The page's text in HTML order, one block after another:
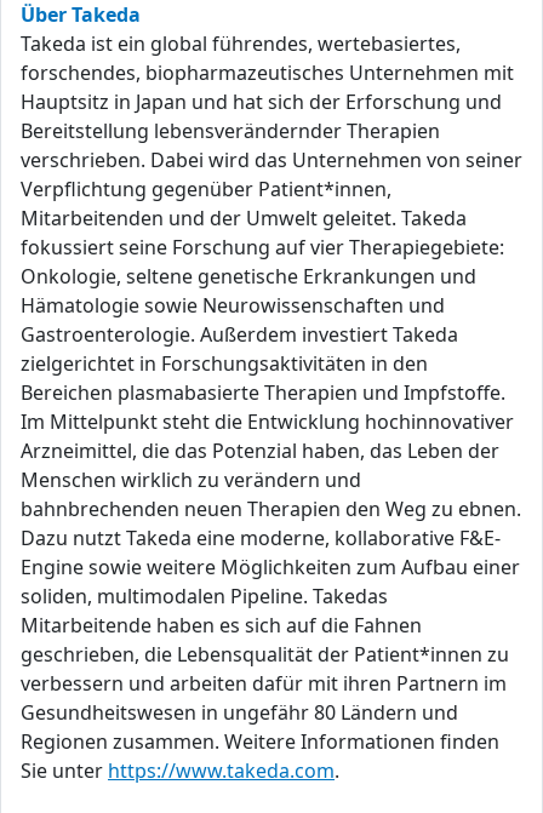
Über Takeda
Takeda ist ein global führendes, wertebasiertes,
forschendes, biopharmazeutisches Unternehmen mit
Hauptsitz in Japan und hat sich der Erforschung und
Bereitstellung lebensverändernder Therapien
verschrieben. Dabei wird das Unternehmen von seiner
Verpflichtung gegenüber Patient*innen,
Mitarbeitenden und der Umwelt geleitet. Takeda
fokussiert seine Forschung auf vier Therapiegebiete:
Onkologie, seltene genetische Erkrankungen und
Hämatologie sowie Neurowissenschaften und
Gastroenterologie. Außerdem investiert Takeda
zielgerichtet in Forschungsaktivitäten in den
Bereichen plasmabasierte Therapien und Impfstoffe.
Im Mittelpunkt steht die Entwicklung hochinnovativer
Arzneimittel, die das Potenzial haben, das Leben der
Menschen wirklich zu verändern und
bahnbrechenden neuen Therapien den Weg zu ebnen.
Dazu nutzt Takeda eine moderne, kollaborative F&E-
Engine sowie weitere Möglichkeiten zum Aufbau einer
soliden, multimodalen Pipeline. Takedas
Mitarbeitende haben es sich auf die Fahnen
geschrieben, die Lebensqualität der Patient*innen zu
verbessern und arbeiten dafür mit ihren Partnern im
Gesundheitswesen in ungefähr 80 Ländern und
Regionen zusammen. Weitere Informationen finden
Sie unter https://www.takeda.com.